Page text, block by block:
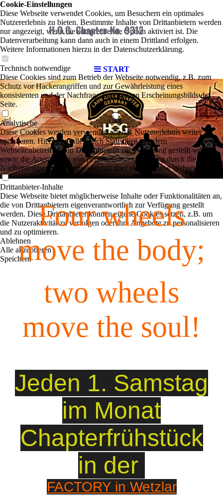
START
Four wheels
move the body;
two wheels
move the soul!
Jeden 1. Samstag
im Monat
Chapterfrühstück
in der
FACTORY in Wetzlar
Cookie-Einstellungen
Diese Webseite verwendet Cookies, um Besuchern ein optimales
Nutzererlebnis zu bieten. Bestimmte Inhalte von Drittanbietern werden
nur angezeigt, wenn die entsprechende Option aktiviert ist. Die
Datenverarbeitung kann dann auch in einem Drittland erfolgen.
Weitere Informationen hierzu in der Datenschutzerklärung.
Technisch notwendige
Diese Cookies sind zum Betrieb der Webseite notwendig, z.B. zum
Schutz vor Hackerangriffen und zur Gewährleistung eines
konsistenten und der Nachfrage angepassten Erscheinungsbilds der
Seite.
Analytische
Diese Cookies werden verwendet, um das Nutzererlebnis weiter zu
optimieren. Hierunter fallen auch Statistiken, die dem
Webseitenbetreiber von Drittanbietern zur Verfügung gestellt werden,
sowie die Ausspielung von personalisierter Werbung durch die
Nachverfolgung der Nutzeraktivität über verschiedene Webseiten.
Drittanbieter-Inhalte
Diese Webseite bietet möglicherweise Inhalte oder Funktionalitäten an,
die von Drittanbietern eigenverantwortlich zur Verfügung gestellt
werden. Diese Drittanbieter können eigene Cookies setzen, z.B. um
die Nutzeraktivität zu verfolgen oder ihre Angebote zu personalisieren
und zu optimieren.
Ablehnen
Alle akzeptieren
Speichern